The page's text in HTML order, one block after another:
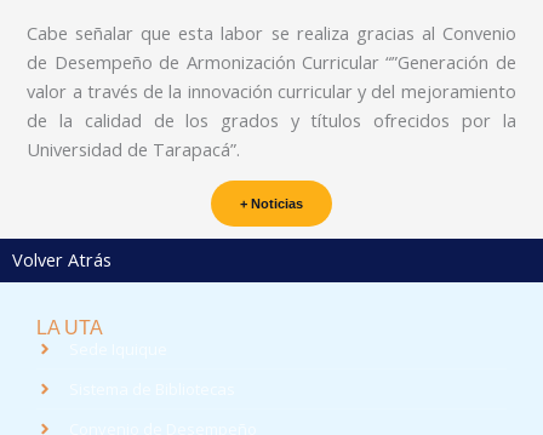
Cabe señalar que esta labor se realiza gracias al Convenio
de Desempeño de Armonización Curricular “”Generación de
valor a través de la innovación curricular y del mejoramiento
de la calidad de los grados y títulos ofrecidos por la
Universidad de Tarapacá”.
+ Noticias
Volver Atrás
LA UTA